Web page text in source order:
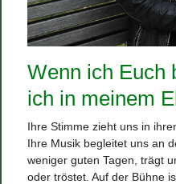
Wenn ich Euch
ich in meinem
Ihre Stimme zieht uns in
Ihre Musik begleitet uns an
weniger guten Tagen, trägt
oder tröstet. Auf der Bühne